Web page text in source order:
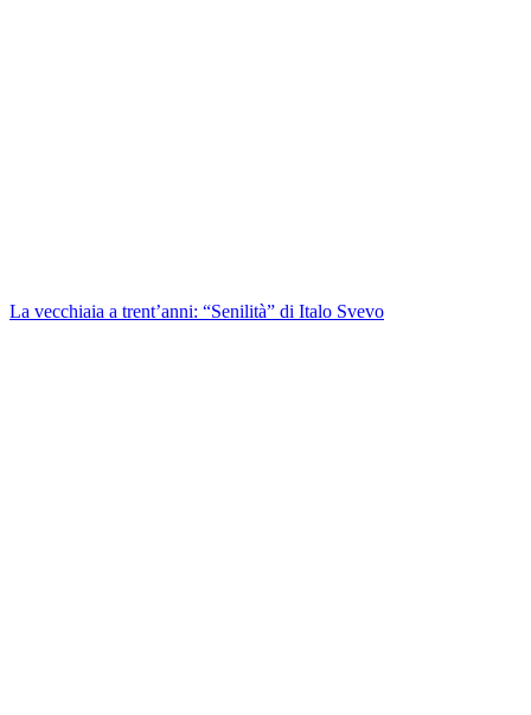
La vecchiaia a trent’anni: “Senilità” di Italo Svevo